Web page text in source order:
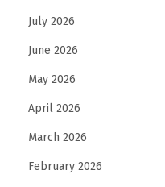
July 2026
June 2026
May 2026
April 2026
March 2026
February 2026